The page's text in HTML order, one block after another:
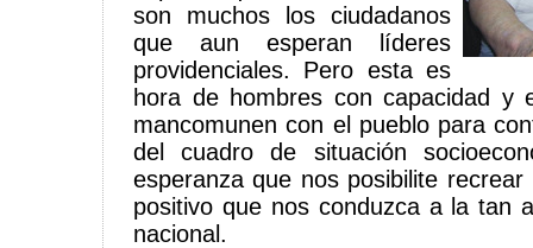
son muchos los ciudadanos
que aun esperan líderes
providenciales. Pero esta es
hora de hombres con capacidad y
mancomunen con el pueblo para
del cuadro de situación
esperanza que nos posibilite
positivo que nos conduzca a la tan
nacional.